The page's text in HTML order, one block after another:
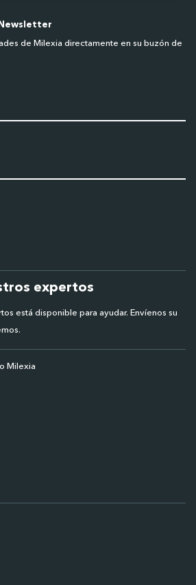
de Milexia directamente en su buzón de
expertos
está disponible para ayudar. Envíenos su
Milexia